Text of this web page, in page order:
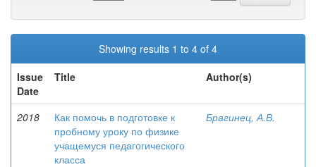
Showing results 1 to 4 of 4
Issue
Date
Title Author(s)
2018
Как помочь в подготовке к
пробному уроку по физике
учащемуся педагогического
класса
Брагинец, А.В.